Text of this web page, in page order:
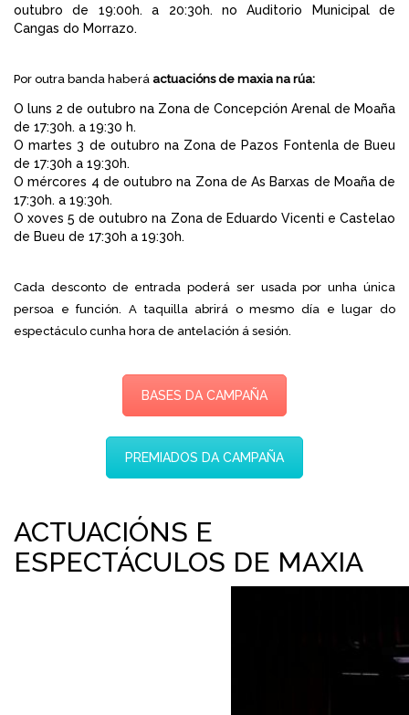
outubro de 19:00h. a 20:30h. no Auditorio Municipal de
Cangas do Morrazo.
Por outra banda haberá actuacións de maxia na rúa:
O luns 2 de outubro na Zona de Concepción Arenal de Moaña
de 17:30h. a 19:30 h.
O martes 3 de outubro na Zona de Pazos Fontenla de Bueu
de 17:30h a 19:30h.
O mércores 4 de outubro na Zona de As Barxas de Moaña de
17:30h. a 19:30h.
O xoves 5 de outubro na Zona de Eduardo Vicenti e Castelao
de Bueu de 17:30h a 19:30h.
Cada desconto de entrada poderá ser usada por unha única
persoa e función. A taquilla abrirá o mesmo día e lugar do
espectáculo cunha hora de antelación á sesión.
BASES DA CAMPAÑA
PREMIADOS DA CAMPAÑA
ACTUACIÓNS E
ESPECTÁCULOS DE MAXIA